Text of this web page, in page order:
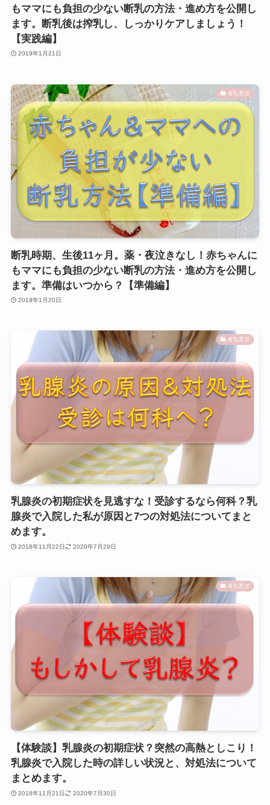
もママにも負担の少ない断乳の方法・進め方を公開し
ます。断乳後は搾乳し、しっかりケアしましょう！
【実践編】
2019年1月21日
母乳育児
断乳時期、生後11ヶ月。薬・夜泣きなし！赤ちゃんに
もママにも負担の少ない断乳の方法・進め方を公開し
ます。準備はいつから？【準備編】
2019年1月20日
母乳育児
乳腺炎の初期症状を見逃すな！受診するなら何科？乳
腺炎で入院した私が原因と7つの対処法についてまと
めます。
2018年11月22日 2020年7月29日
母乳育児
【体験談】乳腺炎の初期症状？突然の高熱としこり！
乳腺炎で入院した時の詳しい状況と、対処法について
まとめます。
2018年11月21日 2020年7月30日